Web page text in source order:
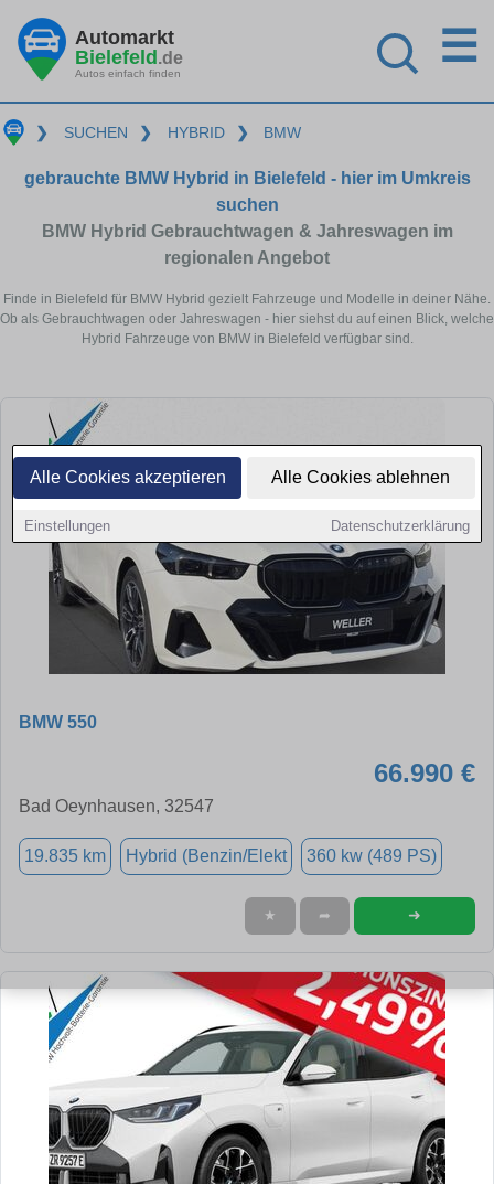
Alle Cookies akzeptieren Alle Cookies ablehnen
Einstellungen Datenschutzerklärung
Automarkt
Bielefeld.de
Autos einfach finden
☰
❯ SUCHEN ❯ HYBRID ❯ BMW
gebrauchte BMW Hybrid in Bielefeld - hier im Umkreis
suchen
BMW Hybrid Gebrauchtwagen & Jahreswagen im
regionalen Angebot
Finde in Bielefeld für BMW Hybrid gezielt Fahrzeuge und Modelle in deiner Nähe.
Ob als Gebrauchtwagen oder Jahreswagen - hier siehst du auf einen Blick, welche
Hybrid Fahrzeuge von BMW in Bielefeld verfügbar sind.
BMW 550
66.990 €
Bad Oeynhausen, 32547
19.835 km Hybrid (Benzin/Elekt 360 kw (489 PS)
★ ➦ ➜